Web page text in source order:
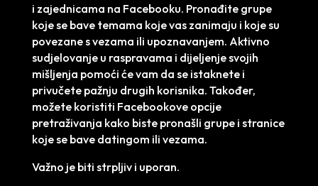
i zajednicama na Facebooku. Pronađite grupe
koje se bave temama koje vas zanimaju i koje su
povezane s vezama ili upoznavanjem. Aktivno
sudjelovanje u raspravama i dijeljenje svojih
mišljenja pomoći će vam da se istaknete i
privučete pažnju drugih korisnika. Također,
možete koristiti Facebookove opcije
pretraživanja kako biste pronašli grupe i stranice
koje se bave datingom ili vezama.
Važno je biti strpljiv i uporan.